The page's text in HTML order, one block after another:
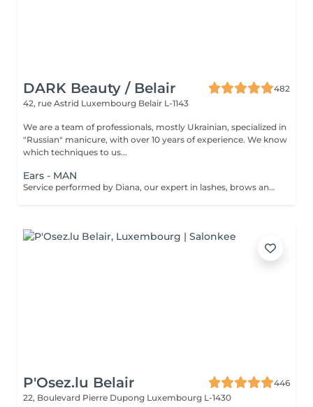
DARK Beauty / Belair
482
42, rue Astrid Luxembourg Belair L-1143
We are a team of professionals, mostly Ukrainian, specialized in
"Russian" manicure, with over 10 years of experience. We know
which techniques to us...
Ears - MAN
Service performed by Diana, our expert in lashes, brows and hair removal, with over 10 years of experience, ensuring precision and high-quality results.
P'Osez.lu Belair
446
22, Boulevard Pierre Dupong Luxembourg L-1430